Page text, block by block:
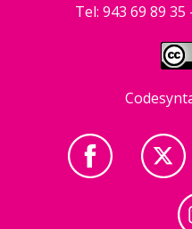
Tel: 943 69 89 35